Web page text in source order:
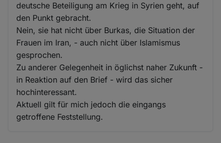
deutsche Beteiligung am Krieg in Syrien geht, auf
den Punkt gebracht.
Nein, sie hat nicht über Burkas, die Situation der
Frauen im Iran, - auch nicht über Islamismus
gesprochen.
Zu anderer Gelegenheit in öglichst naher Zukunft -
in Reaktion auf den Brief - wird das sicher
hochinteressant.
Aktuell gilt für mich jedoch die eingangs
getroffene Feststellung.